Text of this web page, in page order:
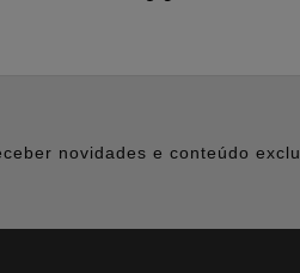
novidades e conteúdo